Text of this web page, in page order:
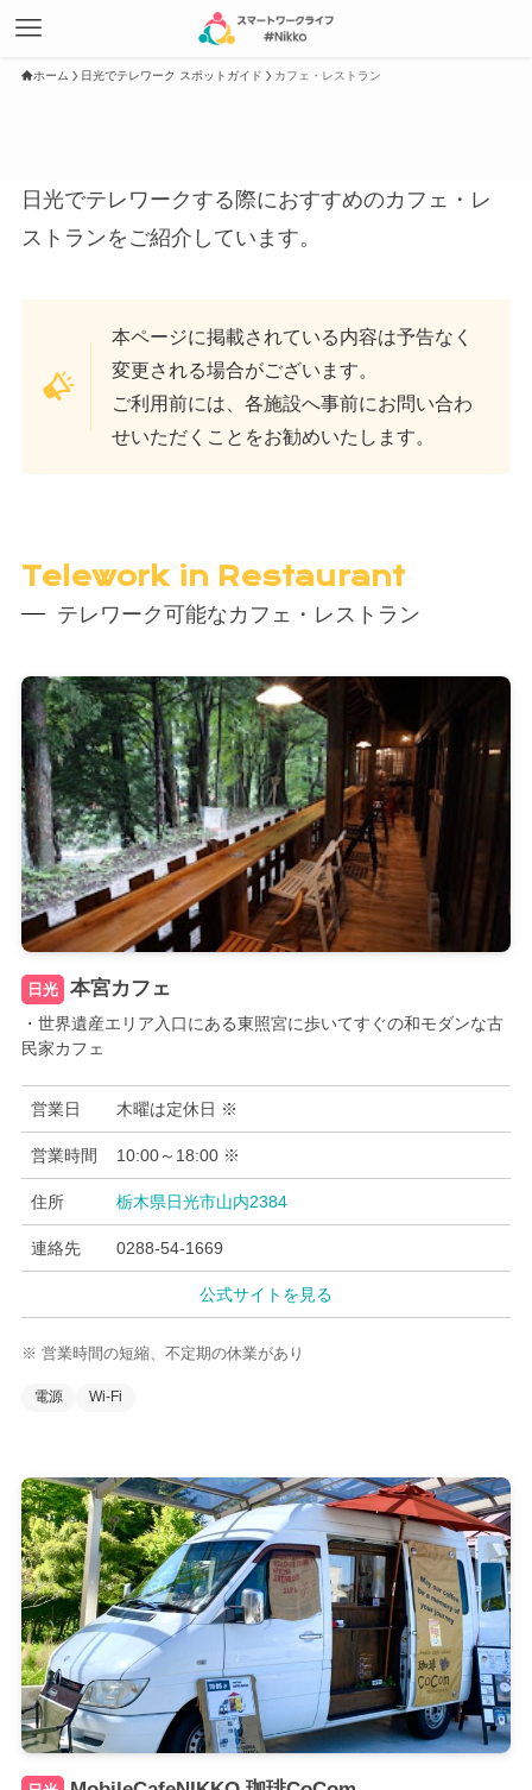
ホーム 日光でテレワーク スポットガイド カフェ・レストラン
日光でテレワークする際におすすめのカフェ・レ
ストランをご紹介しています。
本ページに掲載されている内容は予告なく
変更される場合がございます。
ご利用前には、各施設へ事前にお問い合わ
せいただくことをお勧めいたします。
Telework in Restaurant
テレワーク可能なカフェ・レストラン
日光 本宮カフェ
・世界遺産エリア入口にある東照宮に歩いてすぐの和モダンな古
民家カフェ
営業日 木曜は定休日 ※
営業時間 10:00～18:00 ※
住所 栃木県日光市山内2384
連絡先 0288-54-1669
公式サイトを見る
※ 営業時間の短縮、不定期の休業があり
電源 Wi-Fi